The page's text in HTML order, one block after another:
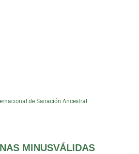
de Sanación Ancestral
MINUSVÁLIDAS